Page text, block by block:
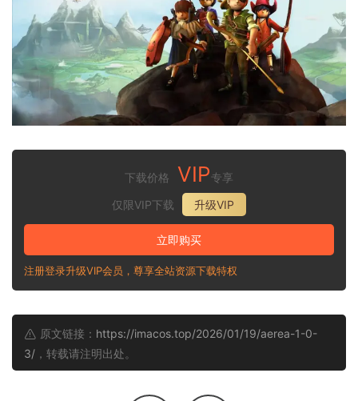
下载价格 VIP专享
仅限VIP下载
升级VIP
立即购买
注册登录升级VIP会员，尊享全站资源下载特权
原文链接： https://imacos.top/2026/01/19/aerea-1-0-
3/ ，转载请注明出处。